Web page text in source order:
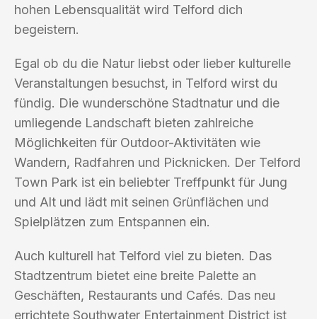
hohen Lebensqualität wird Telford dich
begeistern.
Egal ob du die Natur liebst oder lieber kulturelle
Veranstaltungen besuchst, in Telford wirst du
fündig. Die wunderschöne Stadtnatur und die
umliegende Landschaft bieten zahlreiche
Möglichkeiten für Outdoor-Aktivitäten wie
Wandern, Radfahren und Picknicken. Der Telford
Town Park ist ein beliebter Treffpunkt für Jung
und Alt und lädt mit seinen Grünflächen und
Spielplätzen zum Entspannen ein.
Auch kulturell hat Telford viel zu bieten. Das
Stadtzentrum bietet eine breite Palette an
Geschäften, Restaurants und Cafés. Das neu
errichtete Southwater Entertainment District ist